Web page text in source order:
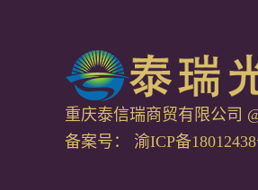
重庆泰信瑞商贸有限公司
备案号：
渝ICP备